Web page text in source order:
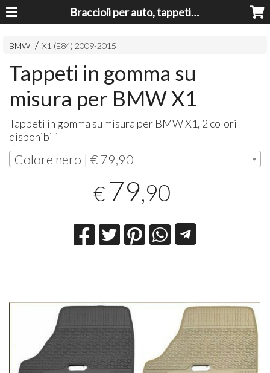
Braccioli per auto, tappeti auto, accessori auto MADE IN ITALY - Armrests, Mittelarmlehnen, Accoundoirs
BMW X1 (E84) 2009-2015
Tappeti in gomma su
misura per BMW X1
Tappeti in gomma su misura per BMWX1, 2 colori
disponibili
Colore nero | € 79,90
€ 79,90